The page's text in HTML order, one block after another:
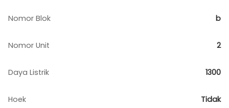
Nomor Blok b
Nomor Unit 2
Daya Listrik 1300
Hoek Tidak